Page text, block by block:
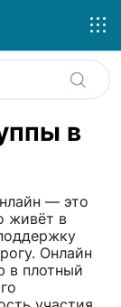
в
— это
живёт в
Онлайн
в плотный